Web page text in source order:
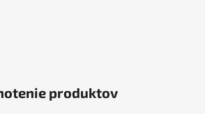
produktov